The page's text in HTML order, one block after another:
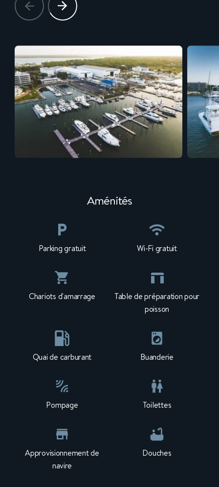
Aménités
Parking gratuit Wi-Fi gratuit
Chariots d'amarrage
Table de préparation pour
poisson
Quai de carburant Buanderie
Pompage Toilettes
Approvisionnement de
navire
Douches